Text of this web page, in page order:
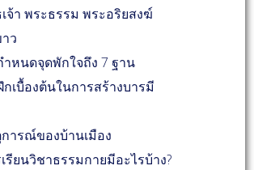
า พระธรรม พระอริยสงฆ์
ว
ำหนดจุดพักใจถึง 7 ฐาน
เบื้องต้นในการสร้างบารมี
ารณ์ของบ้านเมือง
รียนวิชาธรรมกายมีอะไรบ้าง?